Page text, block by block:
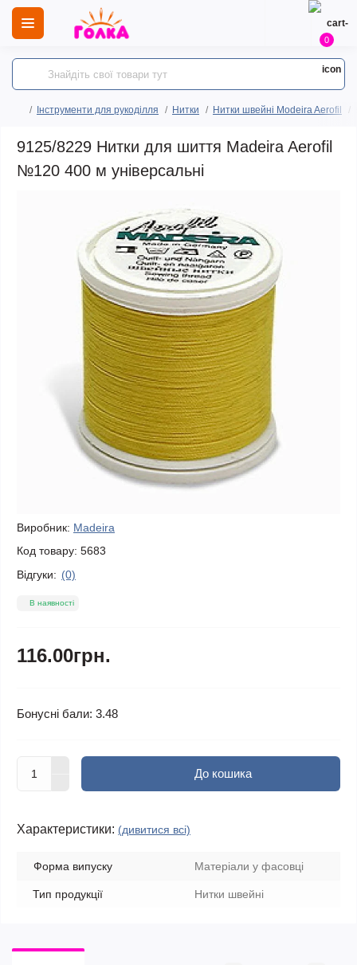
0
Інструменти для рукоділля Нитки Нитки швейні Modeira Aerofil
9125/8229 Нитки для шиття Madeira Aerofil
№120 400 м універсальні
Виробник: Madeira
Код товару: 5683
Відгуки: (0)
В наявності
116.00грн.
Бонусні бали: 3.48
До кошика
Характеристики: (дивитися всі)
Форма випуску Матеріали у фасовці
Тип продукції Нитки швейні